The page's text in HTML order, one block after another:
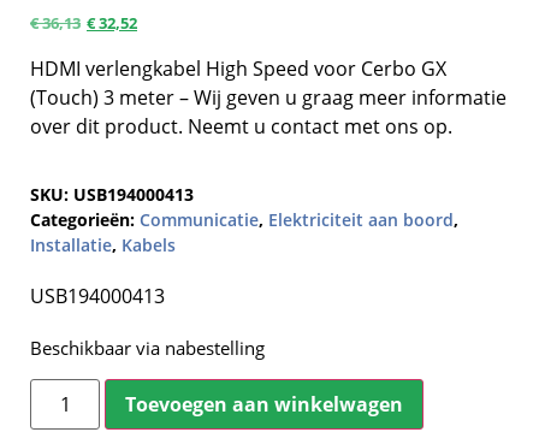
€36,13 €32,52
HDMI verlengkabel High Speed voor Cerbo GX
(Touch) 3 meter – Wij geven u graag meer informatie
over dit product. Neemt u contact met ons op.
SKU: USB194000413
Categorieën: Communicatie, Elektriciteit aan boord,
Installatie, Kabels
USB194000413
Beschikbaar via nabestelling
Toevoegen aan winkelwagen